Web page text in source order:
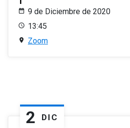
9 de Diciembre de 2020
13:45
Zoom
2 DIC